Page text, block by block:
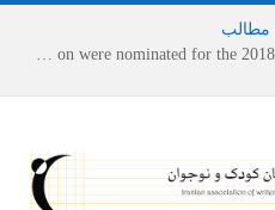
مطالب